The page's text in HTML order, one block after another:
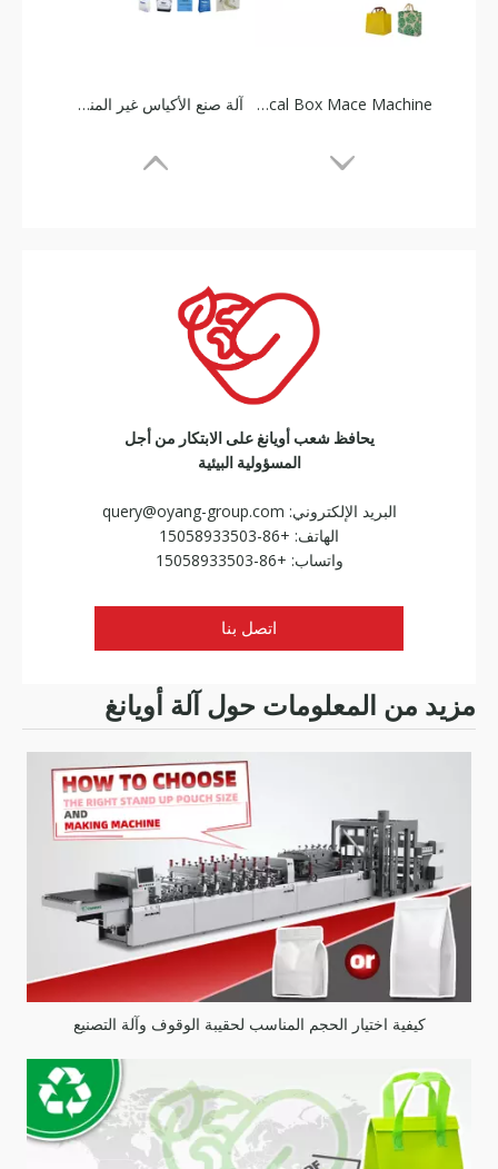
آلة صنع الأكياس غير المنسوجة ذات مجمعة جانبية آلة صنع الأكياس غير المنسوجة 5 في 1 OYANG 15 - B700/800 (بدون مقبض عبر الإنترنت)
يحافظ شعب أويانغ على الابتكار من أجل
المسؤولية البيئية
البريد الإلكتروني: query@oyang-group.com
الهاتف: +86-15058933503
واتساب: +86-15058933503
اتصل بنا
مزيد من المعلومات حول آلة أويانغ
كيفية اختيار الحجم المناسب لحقيبة الوقوف وآلة التصنيع